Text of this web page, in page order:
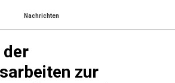
Nachrichten
zur